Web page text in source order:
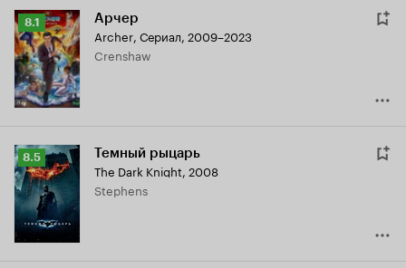
Рейтинг
Кинопоиска
8.1
8.1 Арчер
Archer, Сериал, 2009–2023
Crenshaw
Рейтинг
Кинопоиска
8.5
8.5 Темный рыцарь
The Dark Knight, 2008
Stephens